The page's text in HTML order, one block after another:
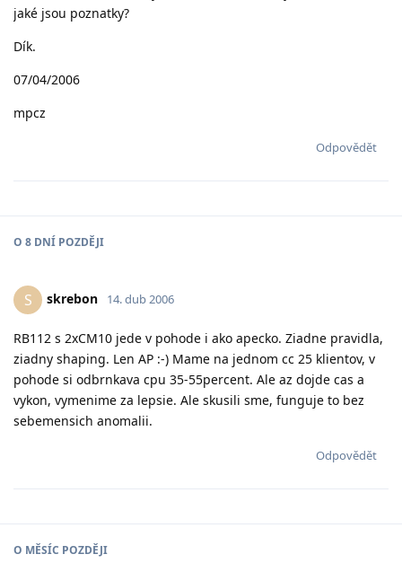
jaké jsou poznatky?
Dík.
07/04/2006
mpcz
Odpovědět
O 8 DNÍ POZDĚJI
S skrebon 14. dub 2006
RB112 s 2xCM10 jede v pohode i ako apecko. Ziadne pravidla,
ziadny shaping. Len AP :-) Mame na jednom cc 25 klientov, v
pohode si odbrnkava cpu 35-55percent. Ale az dojde cas a
vykon, vymenime za lepsie. Ale skusili sme, funguje to bez
sebemensich anomalii.
Odpovědět
O MĚSÍC POZDĚJI